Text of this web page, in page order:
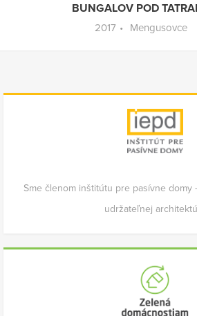
BUNGALOV POD
2017 Mengusovce
Sme členom inštitútu pre pasívne domy
udržateľnej